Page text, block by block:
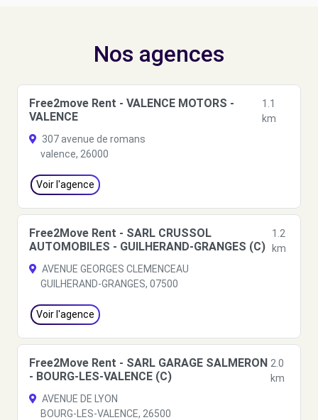
Nos agences
Free2move Rent - VALENCE MOTORS -
VALENCE
1.1
km
307 avenue de romans
valence, 26000
Voir l'agence
Free2Move Rent - SARL CRUSSOL
AUTOMOBILES - GUILHERAND-GRANGES (C)
1.2
km
AVENUE GEORGES CLEMENCEAU
GUILHERAND-GRANGES, 07500
Voir l'agence
Free2Move Rent - SARL GARAGE SALMERON
- BOURG-LES-VALENCE (C)
2.0
km
AVENUE DE LYON
BOURG-LES-VALENCE, 26500